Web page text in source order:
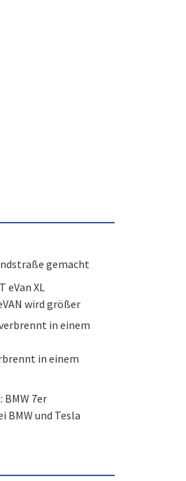
gemacht
wird größer
in einem
BMW und Tesla